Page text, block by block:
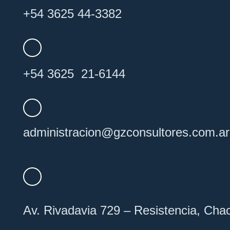
+54 3625 44-3382
+54 3625 21-6144
administracion@gzconsultores.com.ar
Av. Rivadavia 729 – Resistencia,